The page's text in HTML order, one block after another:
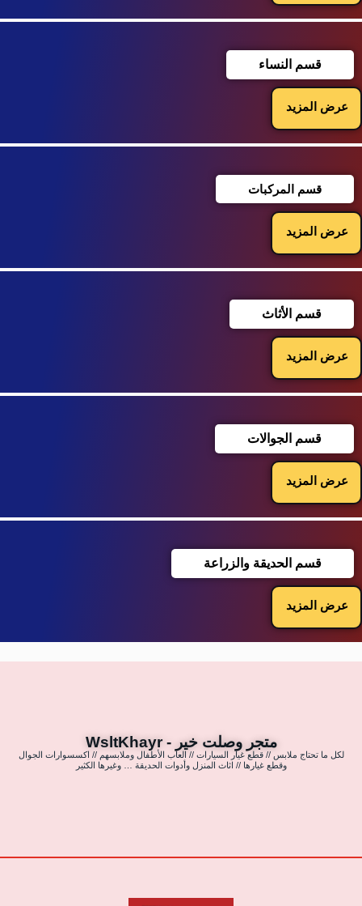
قسم النساء
عرض المزيد
قسم المركبات
عرض المزيد
قسم الأثاث
عرض المزيد
قسم الجوالات
عرض المزيد
قسم الحديقة والزراعة
عرض المزيد
متجر وصلت خير - WsltKhayr
لكل ما تحتاج ملابس // قطع غيار السيارات // العاب الأطفال وملابسهم // اكسسوارات الجوال
وقطع غيارها // اثاث المنزل وأدوات الحديقة … وغيرها الكثير